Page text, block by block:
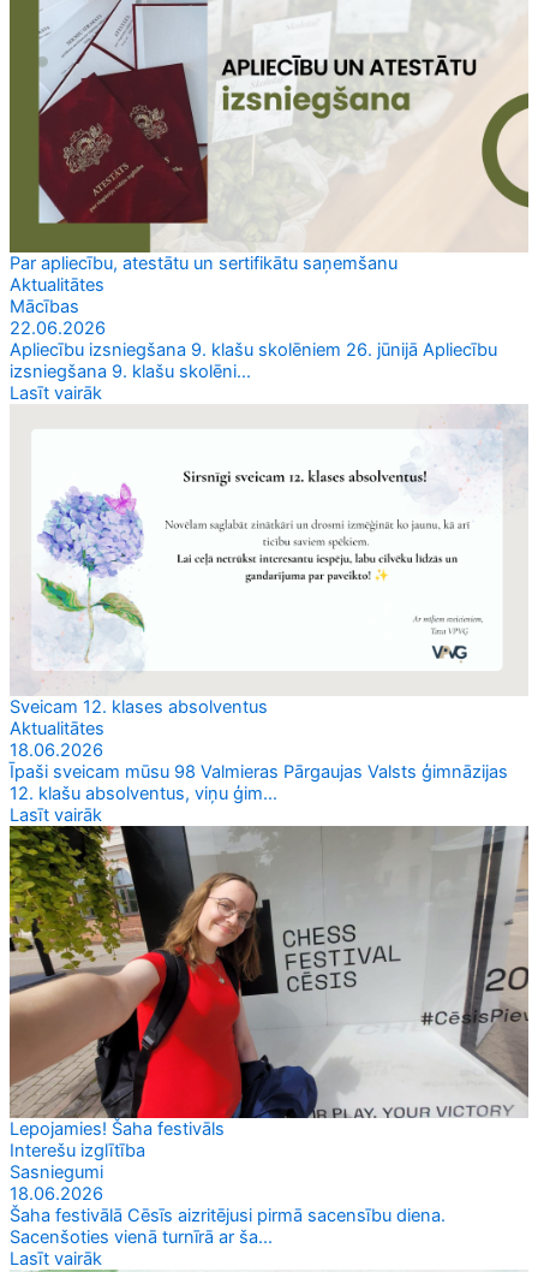
Par apliecību, atestātu un sertifikātu saņemšanu
Aktualitātes
Mācības
22.06.2026
Apliecību izsniegšana 9. klašu skolēniem 26. jūnijā Apliecību
izsniegšana 9. klašu skolēni...
Lasīt vairāk
Sveicam 12. klases absolventus
Aktualitātes
18.06.2026
Īpaši sveicam mūsu 98 Valmieras Pārgaujas Valsts ģimnāzijas
12. klašu absolventus, viņu ģim...
Lasīt vairāk
Lepojamies! Šaha festivāls
Interešu izglītība
Sasniegumi
18.06.2026
Šaha festivālā Cēsīs aizritējusi pirmā sacensību diena.
Sacenšoties vienā turnīrā ar ša...
Lasīt vairāk